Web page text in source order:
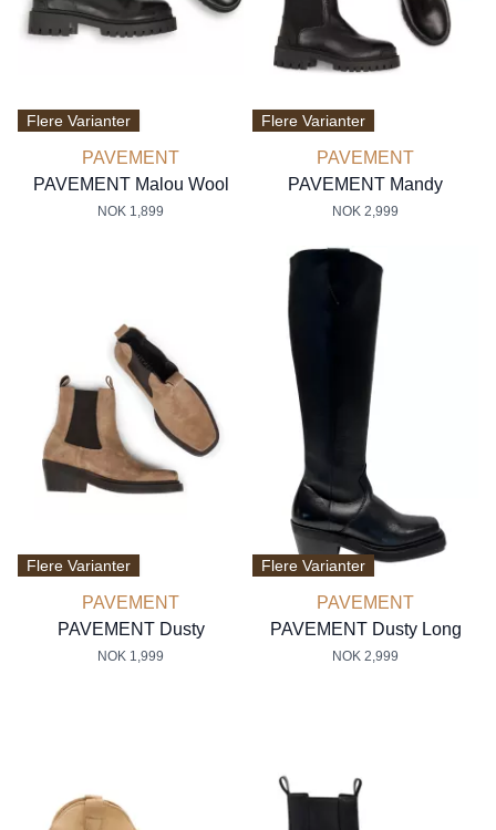
Flere Varianter
PAVEMENT
PAVEMENT Malou Wool
NOK 1,899
Flere Varianter
PAVEMENT
PAVEMENT Mandy
NOK 2,999
Flere Varianter
PAVEMENT
PAVEMENT Dusty
NOK 1,999
Flere Varianter
PAVEMENT
PAVEMENT Dusty Long
NOK 2,999